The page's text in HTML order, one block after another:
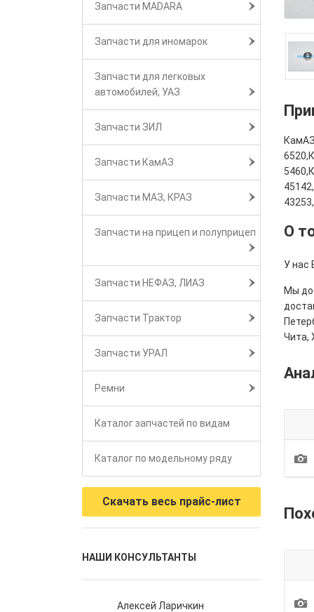
Запчасти MADARA
Запчасти для иномарок
Запчасти для легковых
автомобилей, УАЗ
Запчасти ЗИЛ
Запчасти КамАЗ
Запчасти МАЗ, КРАЗ
Запчасти на прицеп и полуприцеп
Запчасти НЕФАЗ, ЛИАЗ
Запчасти Трактор
Запчасти УРАЛ
Ремни
Каталог запчастей по видам
Каталог по модельному ряду
Скачать весь прайс-лист
НАШИ КОНСУЛЬТАНТЫ
Алексей Ларичкин
О
У нас
Мы
Чита,
1
1